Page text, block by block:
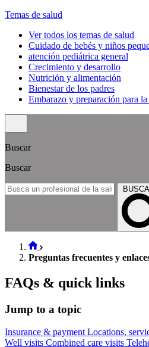
Temas de salud
Ver todos los temas de salud
Cuidado de bebés y niños
atención pediátrica general
Crecimiento y desarrollo
Nutrición y alimentación
Bienestar de los padres
Embarazo y preparación para
Buscar
Buscar
Preguntas frecuentes y
FAQs & quick links
Jump to a topic
Insurance & payment Locations,
Well visits Combined care visits